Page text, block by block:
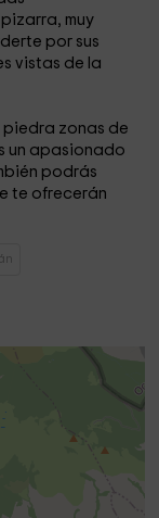
muy
por sus
vistas de la
zonas de
un apasionado
podrás
te ofrecerán